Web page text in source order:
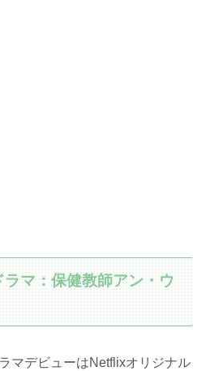
マ：保健教師アン・ウ
マデビューはNetflixオリジナル